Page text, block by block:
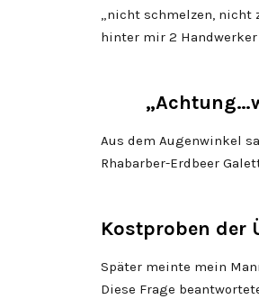
„nicht schmelzen, nicht
hinter mir 2 Handwerker
Aus dem Augenwinkel
Rhabarber-Erdbeer
Kostproben der
Später meinte mein
Diese Frage